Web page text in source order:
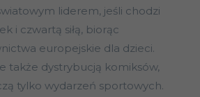
liderem, jeśli chodzi
i czwartą siłą, biorąc
europejskie dla dzieci.
także dystrybucją komiksów,
tylko wydarzeń sportowych.